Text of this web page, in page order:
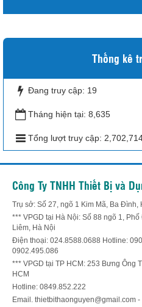
Thống kê
Đang truy cập: 19
Tháng hiện tại: 8,635
Tổng lượt truy cập:
Công Ty TNHH Thiết Bị và
Trụ sở: Số 27, ngõ 1 Kim Mã, Ba Đình,
*** VPGD tại Hà Nội: Số 88 ngõ 1,
Liêm, Hà Nội
Điện thoại: 024.8588.0688 Hotline:
0902.495.086
*** VPGD tại TP HCM: 253 Bưng Ông
HCM
Hotline: 0849.852.222
Email. thietbithaonguyen@gmail.com